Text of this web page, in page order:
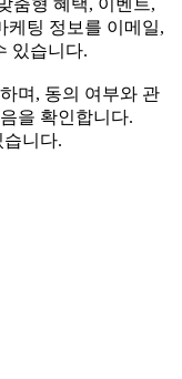
춤형 혜택, 이벤트,
케팅 정보를 이메일,
있습니다.
며, 동의 여부와 관
을 확인합니다.
니다.